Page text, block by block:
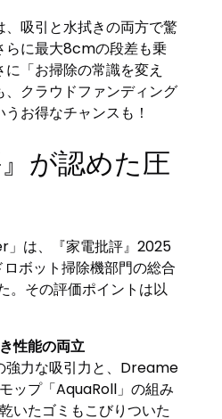
、吸引と水拭きの両方で驚
らに最大8cmの段差も乗
「お掃除の常識を変え
、クラウドファンディング
お得なチャンスも！
』が認めた圧
」は、『家電批評』2025
ボット掃除機部門の総合
。その評価ポイントは以
性能の両立
強力な吸引力と、Dreame
ップ「AquaRoll」の組み
いたゴミもこびりついた